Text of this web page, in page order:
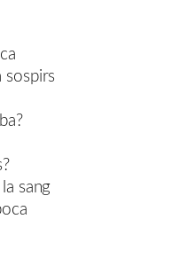
sospirs
sang